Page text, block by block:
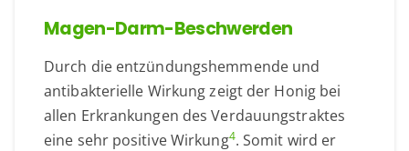
Magen-Darm-Beschwerden
Durch die entzündungshemmende und
antibakterielle Wirkung zeigt der Honig bei
allen Erkrankungen des Verdauungstraktes
eine sehr positive Wirkung4. Somit wird er